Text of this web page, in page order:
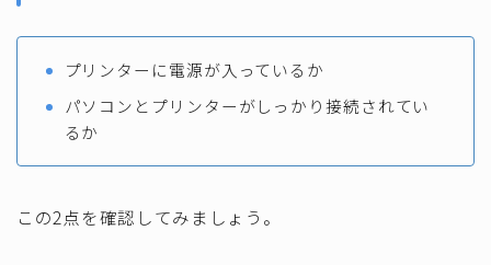
プリンターに電源が入っているか
パソコンとプリンターがしっかり接続されてい
るか
この2点を確認してみましょう。